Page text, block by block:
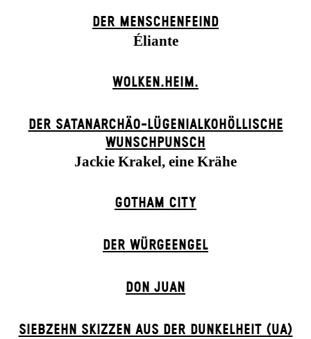
DER MENSCHENFEIND
Éliante
WOLKEN.HEIM.
DER SATANARCHÄO-LÜGENIALKOHÖLLISCHE
WUNSCHPUNSCH
Jackie Krakel, eine Krähe
GOTHAM CITY
DER WÜR­GE­ENG­EL
DON JUAN
SIEBZEHN SKIZZEN AUS DER DUNKELHEIT (UA)